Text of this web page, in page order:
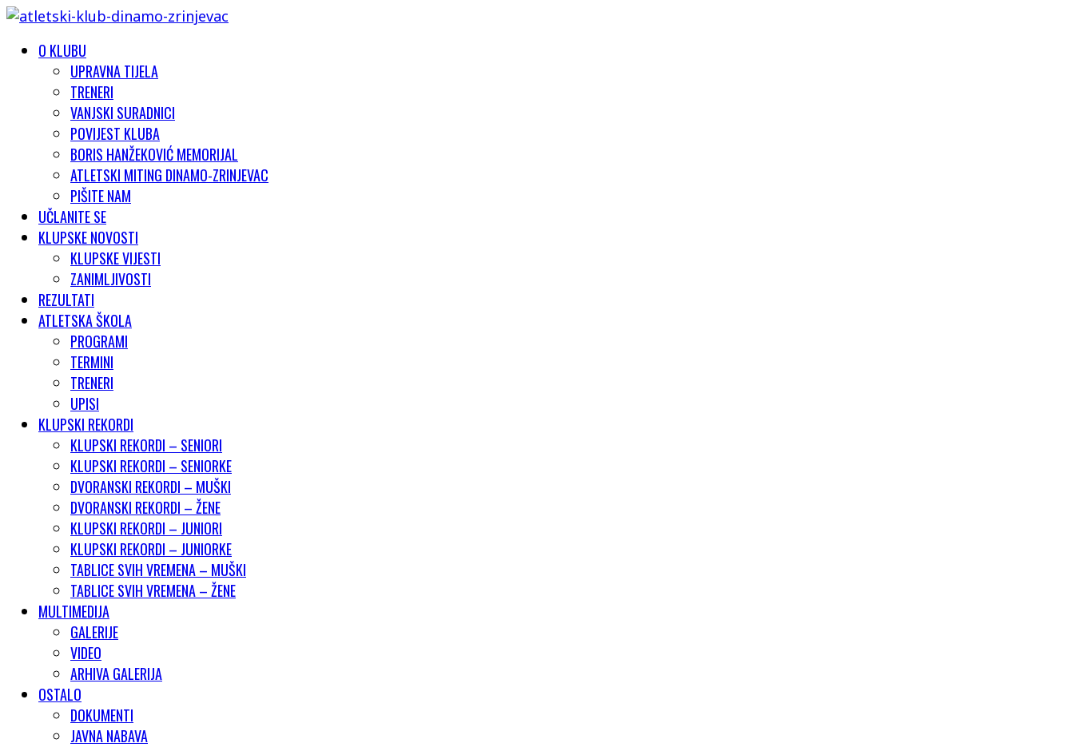
O KLUBU
UPRAVNA TIJELA
TRENERI
VANJSKI SURADNICI
POVIJEST KLUBA
BORIS HANŽEKOVIĆ MEMORIJAL
ATLETSKI MITING DINAMO-ZRINJEVAC
PIŠITE NAM
UČLANITE SE
KLUPSKE NOVOSTI
KLUPSKE VIJESTI
ZANIMLJIVOSTI
REZULTATI
ATLETSKA ŠKOLA
PROGRAMI
TERMINI
TRENERI
UPISI
KLUPSKI REKORDI
KLUPSKI REKORDI – SENIORI
KLUPSKI REKORDI – SENIORKE
DVORANSKI REKORDI – MUŠKI
DVORANSKI REKORDI – ŽENE
KLUPSKI REKORDI – JUNIORI
KLUPSKI REKORDI – JUNIORKE
TABLICE SVIH VREMENA – MUŠKI
TABLICE SVIH VREMENA – ŽENE
MULTIMEDIJA
GALERIJE
VIDEO
ARHIVA GALERIJA
OSTALO
DOKUMENTI
JAVNA NABAVA